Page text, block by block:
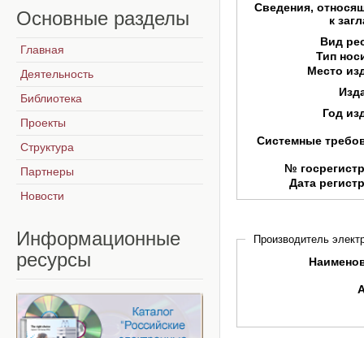
Сведения,
к
Вид
Тип
Место
Год
Системные
№
Дата
Производитель
Основные разделы
Главная
Деятельность
Библиотека
Проекты
Структура
Партнеры
Новости
Информационные
ресурсы